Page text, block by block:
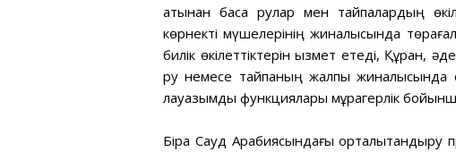
атынан басқа рулар мен тайпалардың
көрнекті мүшелерінің жиналысында
билік өкілеттіктерін қызмет етеді,
ру немесе тайпаның жалпы жиналысында
лауазымдық функциялары мұрагерлік
Бірақ Сауд Арабиясындағы орталықтандыру